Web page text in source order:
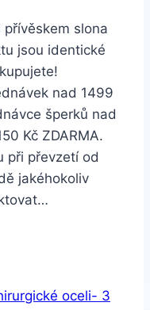
přívěskem slona
jsou identické
nad 1499
šperků nad
Kč ZDARMA.
při převzetí od
jakéhokoliv